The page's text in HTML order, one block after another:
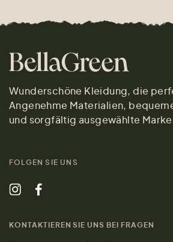
Wunderschöne Kleidung, die
Angenehme Materialien,
und sorgfältig ausgewählte
FOLGEN SIE UNS
KONTAKTIEREN SIE UNS BEI FRAGEN